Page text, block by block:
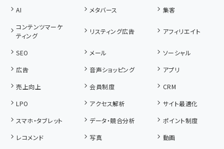
AI
メタバース
集客
コンテンツマーケ
ティング
リスティング広告 アフィリエイト
SEO メール
ソーシャル
広告
音声ショッピング
アプリ
売上向上
会員制度
CRM
LPO
アクセス解析
サイト最適化
スマホ・タブレット
データ・競合分析
ポイント制度
レコメンド
写真 動画